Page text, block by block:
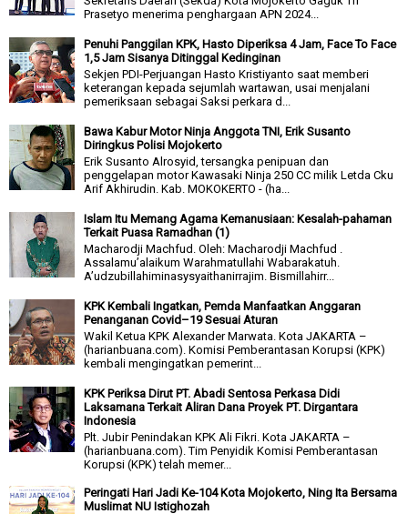
Prasetyo menerima penghargaan APN 2024...
Penuhi Panggilan KPK, Hasto Diperiksa 4 Jam, Face To Face
1,5 Jam Sisanya Ditinggal Kedinginan
Sekjen PDI-Perjuangan Hasto Kristiyanto saat memberi
keterangan kepada sejumlah wartawan, usai menjalani
pemeriksaan sebagai Saksi perkara d...
Bawa Kabur Motor Ninja Anggota TNI, Erik Susanto
Diringkus Polisi Mojokerto
Erik Susanto Alrosyid, tersangka penipuan dan
penggelapan motor Kawasaki Ninja 250 CC milik Letda Cku
Arif Akhirudin. Kab. MOKOKERTO - (ha...
Islam Itu Memang Agama Kemanusiaan: Kesalah-pahaman
Terkait Puasa Ramadhan (1)
Macharodji Machfud. Oleh: Macharodji Machfud .
Assalamu’alaikum Warahmatullahi Wabarakatuh.
A’udzubillahiminasysyaithanirrajim. Bismillahirr...
KPK Kembali Ingatkan, Pemda Manfaatkan Anggaran
Penanganan Covid–19 Sesuai Aturan
Wakil Ketua KPK Alexander Marwata. Kota JAKARTA –
(harianbuana.com). Komisi Pemberantasan Korupsi (KPK)
kembali mengingatkan pemerint...
KPK Periksa Dirut PT. Abadi Sentosa Perkasa Didi
Laksamana Terkait Aliran Dana Proyek PT. Dirgantara
Indonesia
Plt. Jubir Penindakan KPK Ali Fikri. Kota JAKARTA –
(harianbuana.com). Tim Penyidik Komisi Pemberantasan
Korupsi (KPK) telah memer...
Peringati Hari Jadi Ke-104 Kota Mojokerto, Ning Ita Bersama
Muslimat NU Istighozah